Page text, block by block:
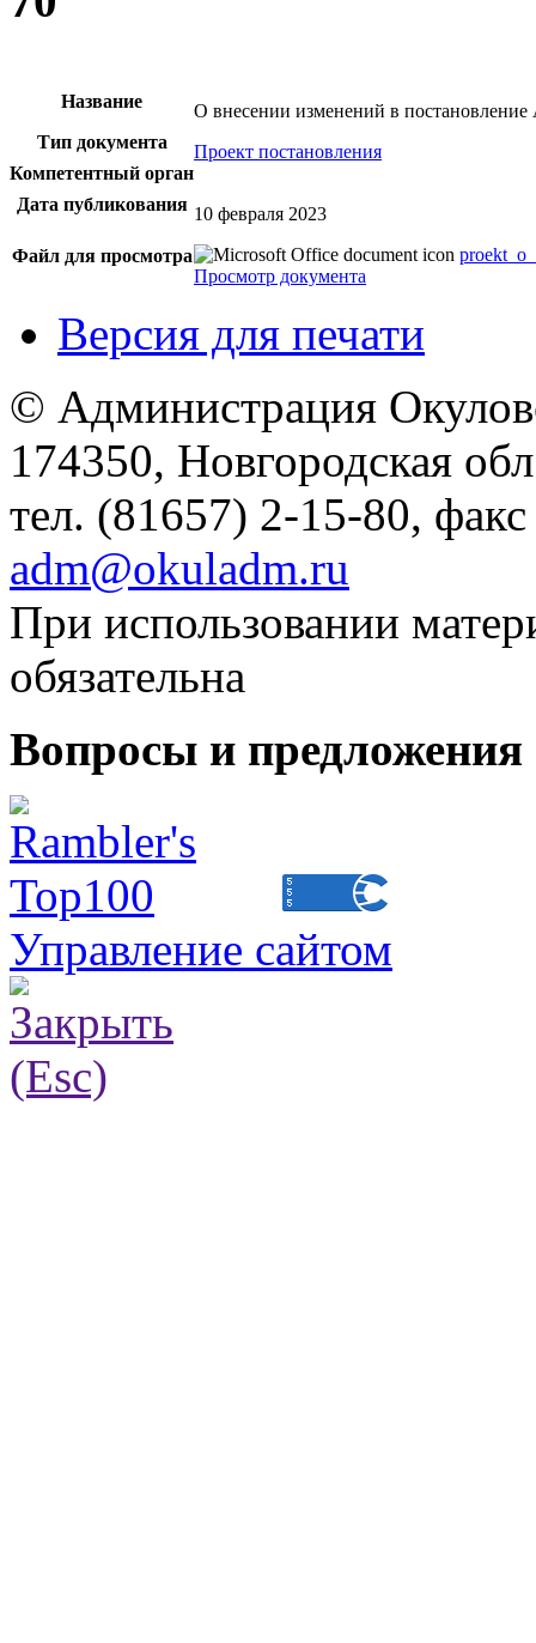
Название
О внесении изменений в
Тип документа
Проект постановления
Компетентный орган
Дата публикования 10 февраля 2023
Файл для просмотра
Просмотр документа
Версия для печати
© Администрация
174350, Новгородская
тел. (81657) 2-15-80,
adm@okuladm.ru
При использовании
обязательна
Вопросы и
Управление сайтом